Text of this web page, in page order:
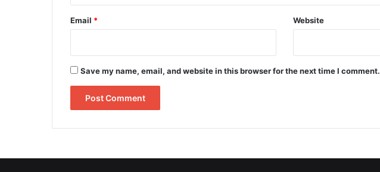
Email * Website
Save my name, email, and website in this browser for the next time I comment.